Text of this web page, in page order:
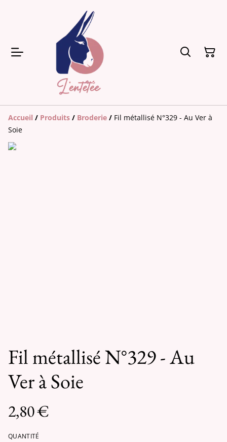
Accueil / Produits / Broderie / Fil métallisé N°329 - Au Ver à
Soie
Fil métallisé N°329 - Au
Ver à Soie
2,80 €
QUANTITÉ